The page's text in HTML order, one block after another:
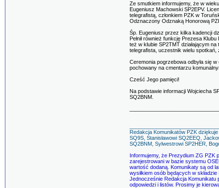
Ze smutkiem informujemy, że w
Eugeniusz Machowski SP2EPV.
telegrafistą, członkiem PZK w
Odznaczony Odznaką Honorową
Śp. Eugeniusz przez kilka kadencji
Pełnił również funkcję Prezesa
też w klubie SP2TMT działającym
telegrafista, uczestnik wielu
Ceremonia pogrzebowa odbyła się
pochowany na cmentarzu
Cześć Jego pamięci!
Na podstawie informacji Wojciecha
SQ2BNM.
Redakcja Komunikatów PZK
SQ9S, Stanisławowi SQ2EEQ,
SQ2BNM, Sylwestrowi SP2HER,
Informujemy, że Prezydium ZG PZK
zarejestrowani w bazie systemu
wartość dodaną. Komunikaty są od
wysiłkiem osób będących w składzie
Jednocześnie Redakcja Komunikatu
odpowiedzi i listów. Prosimy je